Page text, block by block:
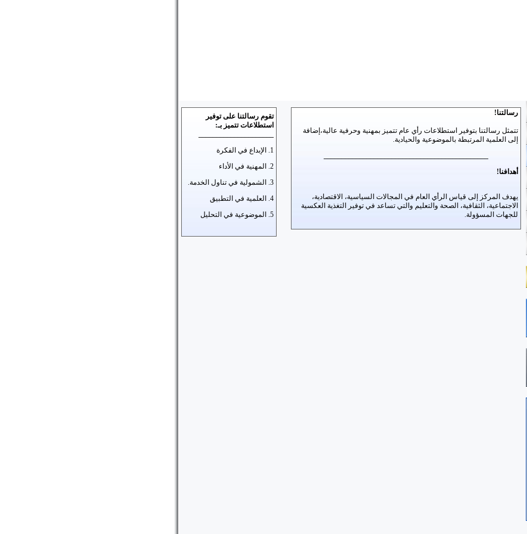
تقوم رسالتنا على توفير
استطلاعات تتميز بـ:
1. الإبداع في الفكرة
2. المهنية في الأداء
3. الشمولية في تناول الخدمة.
4. العلمية في التطبيق
5. الموضوعية في التحليل
رسالتنا!
تتمثل رسالتنا بتوفير استطلاعات رأي عام تتميز بمهنية وحرفية عالية،إضافة
إلى العلمية المرتبطة بالموضوعية والحيادية.
أهدافنا!
يهدف المركز إلى قياس الرأي العام في المجالات السياسية، الاقتصادية،
الاجتماعية، الثقافية، الصحة والتعليم والتي تساعد في توفير التغذية العكسية
للجهات المسؤولة.